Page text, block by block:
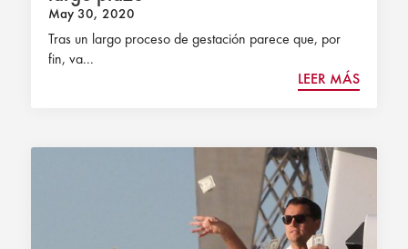
May 30, 2020
Tras un largo proceso de gestación parece que, por
fin, va...
LEER MÁS